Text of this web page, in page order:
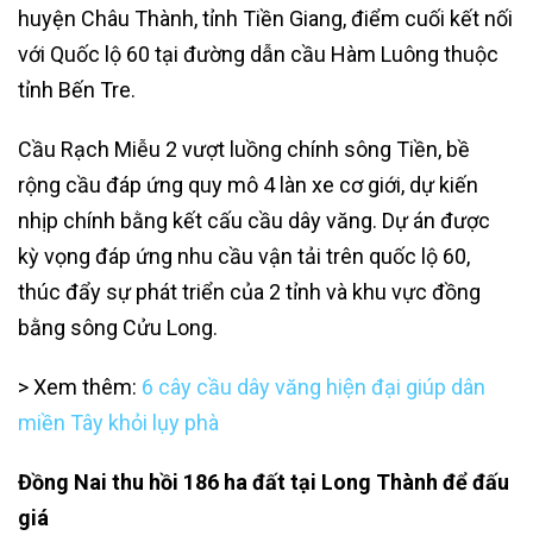
huyện Châu Thành, tỉnh Tiền Giang, điểm cuối kết nối
với Quốc lộ 60 tại đường dẫn cầu Hàm Luông thuộc
tỉnh Bến Tre.
Cầu Rạch Miễu 2 vượt luồng chính sông Tiền, bề
rộng cầu đáp ứng quy mô 4 làn xe cơ giới, dự kiến
nhịp chính bằng kết cấu cầu dây văng. Dự án được
kỳ vọng đáp ứng nhu cầu vận tải trên quốc lộ 60,
thúc đẩy sự phát triển của 2 tỉnh và khu vực đồng
bằng sông Cửu Long.
> Xem thêm: 6 cây cầu dây văng hiện đại giúp dân
miền Tây khỏi lụy phà
Đồng Nai thu hồi 186 ha đất tại Long Thành để đấu
giá